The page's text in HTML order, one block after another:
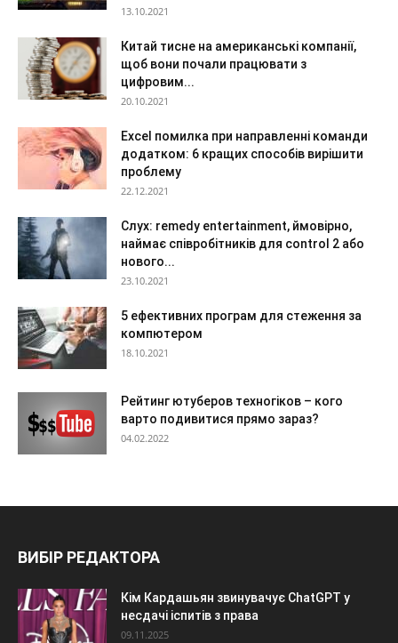
13.10.2021
Китай тисне на американські компанії,
щоб вони почали працювати з
цифровим...
20.10.2021
Excel помилка при направленні команди
додатком: 6 кращих способів вирішити
проблему
22.12.2021
Слух: remedy entertainment, ймовірно,
наймає співробітників для control 2 або
нового...
23.10.2021
5 ефективних програм для стеження за
компютером
18.10.2021
Рейтинг ютуберов техногіков – кого
варто подивитися прямо зараз?
04.02.2022
ВИБІР РЕДАКТОРА
Кім Кардашьян звинувачує ChatGPT у
несдачі іспитів з права
09.11.2025